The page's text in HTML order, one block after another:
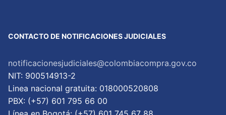
CONTACTO DE NOTIFICACIONES JUDICIALES
notificacionesjudiciales@colombiacompra.gov.co
NIT: 900514913-2
Linea nacional gratuita: 018000520808
PBX: (+57) 601 795 66 00